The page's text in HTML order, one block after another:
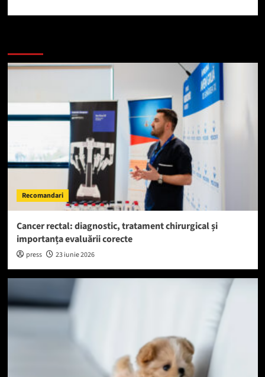
Recomandari
Cancer rectal: diagnostic, tratament chirurgical și
importanța evaluării corecte
press 23 iunie 2026